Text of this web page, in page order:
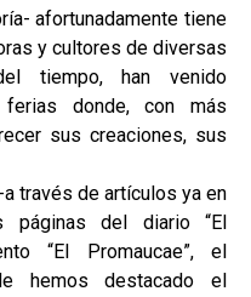
afortunadamente tiene
y cultores de diversas
tiempo, han venido
donde, con más
sus creaciones, sus
través de artículos ya en
del diario “El
“El Promaucae”, el
hemos destacado el